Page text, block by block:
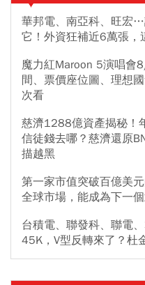
華邦電、南亞科、旺宏
它！外資狂補近6萬張
魔力紅Maroon 5演唱會
間、票價座位圖、理想
次看
慈濟1288億資產揭秘
信徒錢去哪？慈濟還原
描越黑
第一家市值突破百億美
全球市場，能成為下一
台積電、聯發科、聯電
45K，V型反轉來了？杜